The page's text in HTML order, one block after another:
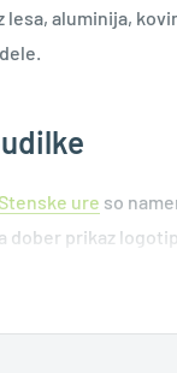
aluminija,
Stenske ure so
prikaz
spremlja
omarici poleg